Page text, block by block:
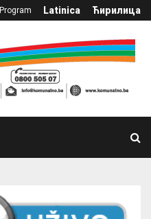
Program Latinica Ћирилица